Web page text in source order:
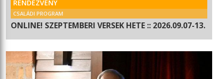
RENDEZVÉNY
CSALÁDI PROGRAM
ONLINE! SZEPTEMBERI VERSEK HETE :: 2026.09.07-13.